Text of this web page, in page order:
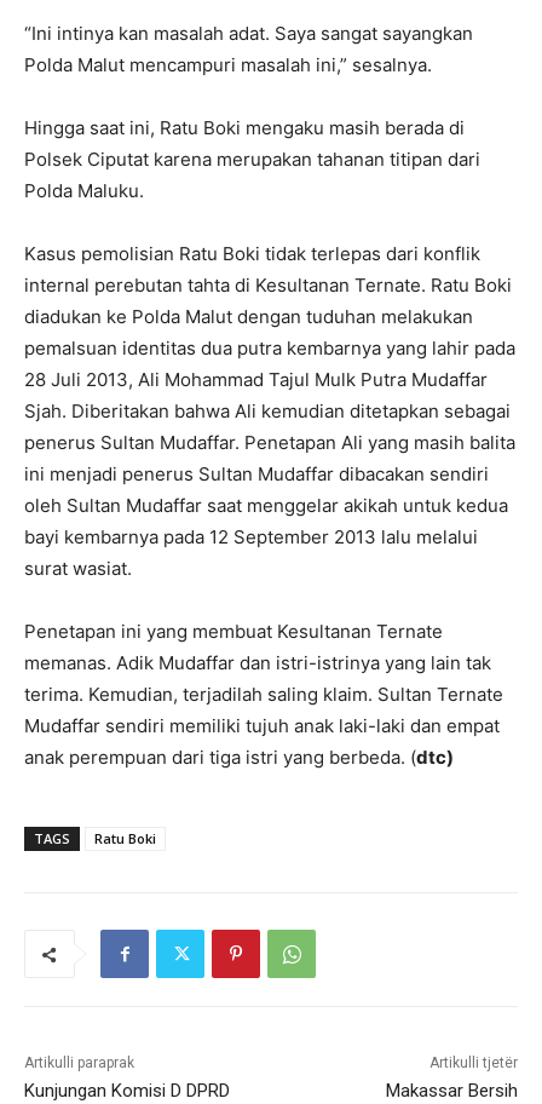
“Ini intinya kan masalah adat. Saya sangat sayangkan
Polda Malut mencampuri masalah ini,” sesalnya.
Hingga saat ini, Ratu Boki mengaku masih berada di
Polsek Ciputat karena merupakan tahanan titipan dari
Polda Maluku.
Kasus pemolisian Ratu Boki tidak terlepas dari konflik
internal perebutan tahta di Kesultanan Ternate. Ratu Boki
diadukan ke Polda Malut dengan tuduhan melakukan
pemalsuan identitas dua putra kembarnya yang lahir pada
28 Juli 2013, Ali Mohammad Tajul Mulk Putra Mudaffar
Sjah. Diberitakan bahwa Ali kemudian ditetapkan sebagai
penerus Sultan Mudaffar. Penetapan Ali yang masih balita
ini menjadi penerus Sultan Mudaffar dibacakan sendiri
oleh Sultan Mudaffar saat menggelar akikah untuk kedua
bayi kembarnya pada 12 September 2013 lalu melalui
surat wasiat.
Penetapan ini yang membuat Kesultanan Ternate
memanas. Adik Mudaffar dan istri-istrinya yang lain tak
terima. Kemudian, terjadilah saling klaim. Sultan Ternate
Mudaffar sendiri memiliki tujuh anak laki-laki dan empat
anak perempuan dari tiga istri yang berbeda. (dtc)
TAGS Ratu Boki
Artikulli paraprak
Kunjungan Komisi D DPRD
Artikulli tjetër
Makassar Bersih